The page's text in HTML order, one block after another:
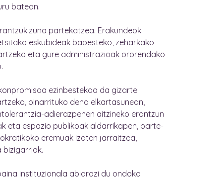
batean.
partekatzea. Erakundeok
eskubideak babesteko, zeharkako
eta gure administrazioak ororendako
ezinbestekoa da gizarte
oinarrituko dena elkartasunean,
adierazpenen aitzineko erantzun
eta espazio publikoak aldarrikapen, parte-
eremuak izaten jarraitzea,
bizigarriak.
instituzionala abiarazi du ondoko